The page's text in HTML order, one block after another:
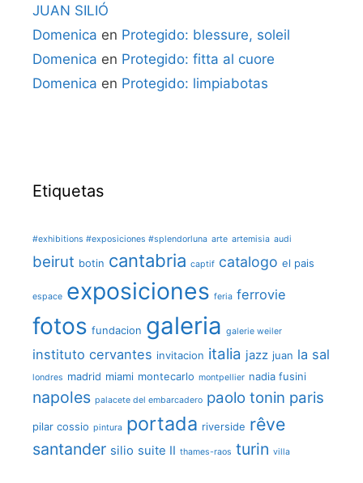
JUAN SILIÓ
Domenica en Protegido: blessure, soleil
Domenica en Protegido: fitta al cuore
Domenica en Protegido: limpiabotas
Etiquetas
#exhibitions #exposiciones #splendorluna arte artemisia audi
beirut botin cantabria captif catalogo el pais
espace exposiciones feria ferrovie
fotos fundacion galeria galerie weiler
instituto cervantes invitacion italia jazz juan la sal
londres madrid miami montecarlo montpellier nadia fusini
napoles palacete del embarcadero paolo tonin paris
pilar cossio pintura portada riverside rêve
santander silio suite II thames-raos turin villa